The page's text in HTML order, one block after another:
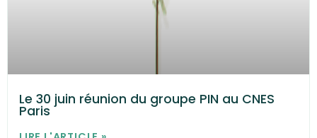
Le 30 juin réunion du groupe PIN au CNES
Paris